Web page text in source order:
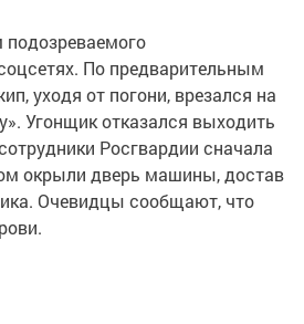
По предварительным
уходя от погони, врезался на
Угонщик отказался выходить
Росгвардии сначала
окрыли дверь машины, достав
Очевидцы сообщают, что